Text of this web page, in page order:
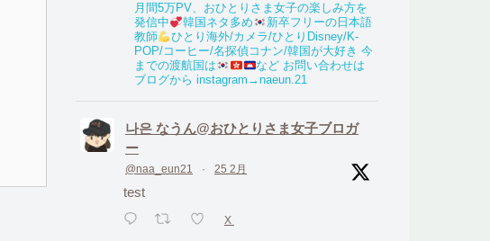
月間5万PV、おひとりさま女子の楽しみ方を
発信中
韓国ネタ多め
新卒フリーの日本語
教師
ひとり海外/カメラ/ひとりDisney/K-
POP/コーヒー/名探偵コナン/韓国が大好き 今
までの渡航国は
など お問い合わせは
ブログから instagram→naeun.21
나은 なうん@おひとりさま女子ブロガ
ー
@naa_eun21 · 25 2月
test
X